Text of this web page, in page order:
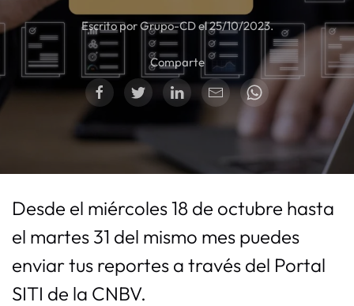
Escrito por Grupo-CD el25/10/2023.
Comparte
Desde el miércoles 18 de octubre hasta
el martes 31 del mismo mes puedes
enviar tus reportes a través del Portal
SITI de la CNBV.